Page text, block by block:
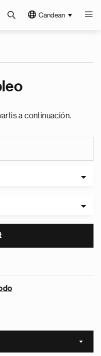
Candean
a continuación.
Sort